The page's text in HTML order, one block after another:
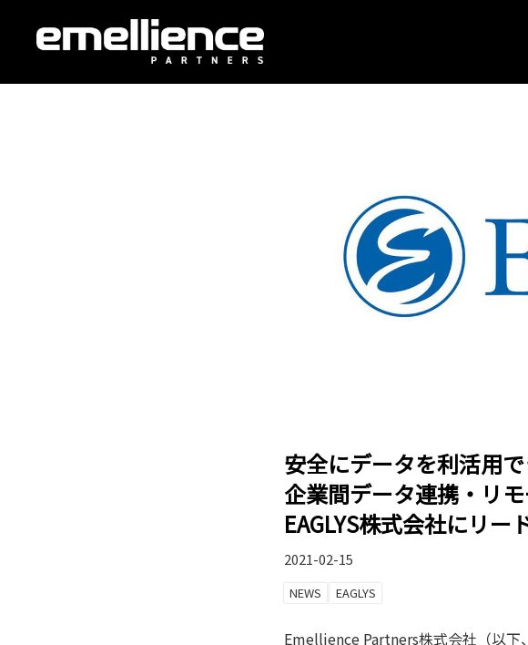
安全にデータを利活用
企業間データ連携・リ
EAGLYS株式会社にリ
2021-02-15
NEWS EAGLYS
Emellience Partners株式会社（以